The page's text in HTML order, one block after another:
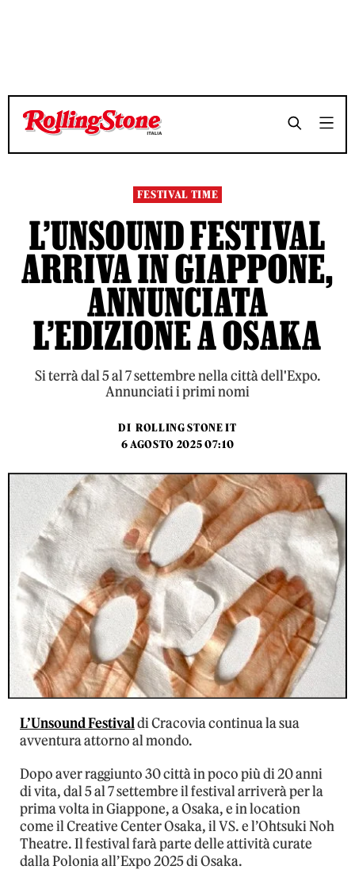
TEMPO DI LETTURA 3 MINUTI SHARE
TEMPO DI LETTURA 3 MINUTI SHARE
FESTIVAL TIME
L’UNSOUND FESTIVAL
ARRIVA IN GIAPPONE,
ANNUNCIATA
L’EDIZIONE A OSAKA
Si terrà dal 5 al 7 settembre nella città dell'Expo.
Annunciati i primi nomi
DI ROLLING STONE IT
6 AGOSTO 2025 07:10
L’Unsound Festivaldi Cracovia continua la sua
avventura attorno al mondo.
Dopo aver raggiunto 30 città in poco più di 20 anni
di vita, dal 5 al 7 settembre il festival arriverà per la
prima volta in Giappone, a Osaka, e in location
come il Creative Center Osaka, il VS. e l’Ohtsuki Noh
Theatre. Il festival farà parte delle attività curate
dalla Polonia all’Expo 2025 di Osaka.